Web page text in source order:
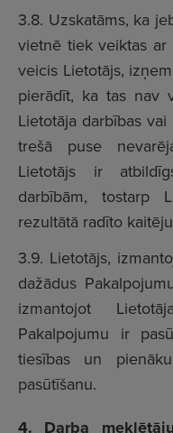
3.8. Uzskatāms, ka
vietnē tiek veiktas ar
veicis Lietotājs,
pierādīt, ka tas nav
Lietotāja darbības
trešā puse
Lietotājs ir
darbībām, tostarp
rezultātā radīto
3.9. Lietotājs,
dažādus
izmantojot
Pakalpojumu ir
tiesības un
pasūtīšanu.
4. Darba